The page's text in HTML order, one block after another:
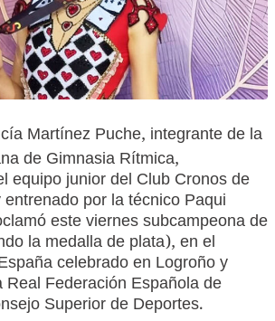
Martínez Puche, integrante de la
de Gimnasia Rítmica,
equipo junior del Club Cronos de
por la técnico Paqui
este viernes subcampeona de
la medalla de plata), en el
celebrado en Logroño y
Federación Española de
Superior de Deportes.